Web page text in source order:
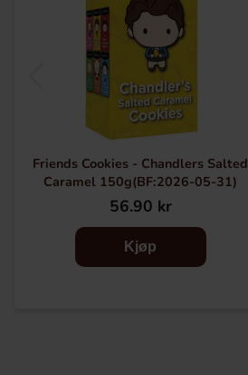
Friends Cookies - Chandlers Salted
Caramel 150g(BF:2026-05-31)
56.90 kr
Kjøp